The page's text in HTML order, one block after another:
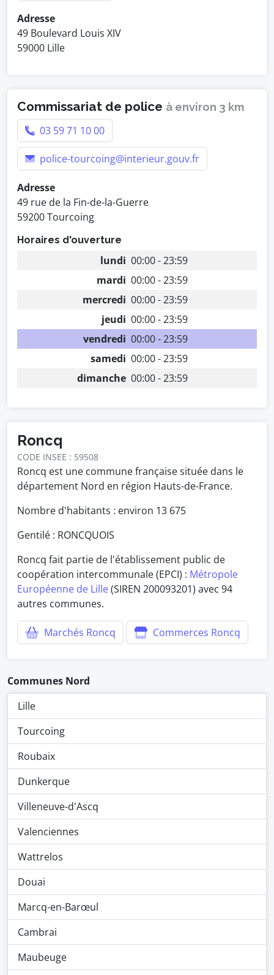
Adresse
49 Boulevard Louis XIV
59000 Lille
Commissariat de police à environ 3 km
03 59 71 10 00
police-tourcoing@interieur.gouv.fr
Adresse
49 rue de la Fin-de-la-Guerre
59200 Tourcoing
Horaires d'ouverture
lundi 00:00 - 23:59
mardi 00:00 - 23:59
mercredi 00:00 - 23:59
jeudi 00:00 - 23:59
vendredi 00:00 - 23:59
samedi 00:00 - 23:59
dimanche 00:00 - 23:59
Roncq
CODE INSEE : 59508
Roncq est une commune française située dans le
département Nord en région Hauts-de-France.
Nombre d'habitants : environ 13 675
Gentilé : RONCQUOIS
Roncq fait partie de l'établissement public de
coopération intercommunale (EPCI) : Métropole
Européenne de Lille(SIREN 200093201) avec 94
autres communes.
Marchés Roncq Commerces Roncq
Communes Nord
Lille
Tourcoing
Roubaix
Dunkerque
Villeneuve-d'Ascq
Valenciennes
Wattrelos
Douai
Marcq-en-Barœul
Cambrai
Maubeuge